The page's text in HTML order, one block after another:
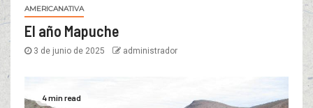
AMERICANATIVA
El año Mapuche
3 de junio de 2025 administrador
4 min read